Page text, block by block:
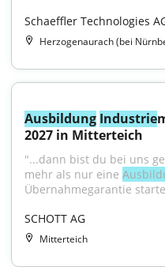
Schaeffler Technologies
Herzogenaurach (bei
Ausbildung Industrie
2027 in Mitterteich
"...dann bist du bei uns
mehr als nur eine
Übernahmegarantie
SCHOTT AG
Mitterteich